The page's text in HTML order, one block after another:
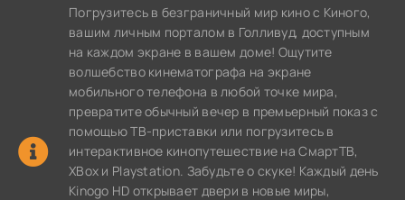
Погрузитесь в безграничный мир кино с Киного,
вашим личным порталом в Голливуд, доступным
на каждом экране в вашем доме! Ощутите
волшебство кинематографа на экране
мобильного телефона в любой точке мира,
превратите обычный вечер в премьерный показ с
помощью ТВ-приставки или погрузитесь в
интерактивное кинопутешествие на СмартТВ,
XBox и Playstation. Забудьте о скуке! Каждый день
Kinogo HD открывает двери в новые миры,